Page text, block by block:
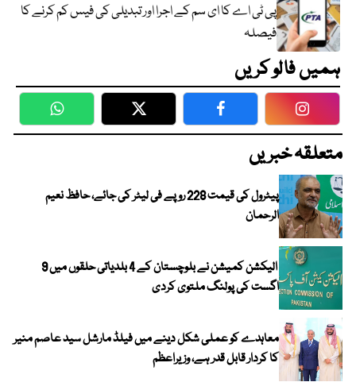
پی ٹی اے کا ای سم کے اجرا اور تبدیلی کی فیس کم کرنے کا
فیصلہ
ہمیں فالو کریں
WhatsApp Twitter Facebook
متعلقہ خبریں
پیٹرول کی قیمت 228 روپے فی لیٹر کی جائے، حافظ نعیم
الرحمان
الیکشن کمیشن نے بلوچستان کے 4 بلدیاتی حلقوں میں 9
اگست کی پولنگ ملتوی کردی
معاہدے کو عملی شکل دینے میں فیلڈ مارشل سید عاصم منیر
کا کردار قابل قدر ہے، وزیراعظم